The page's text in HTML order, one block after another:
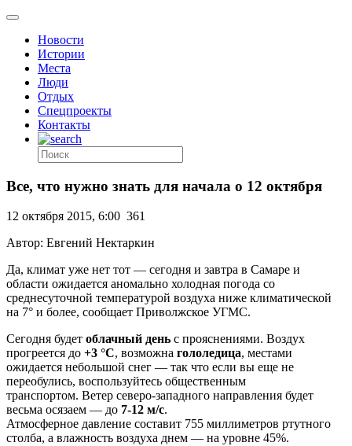
Новости
Истории
Места
Люди
Отдых
Спецпроекты
Контакты
Все, что нужно знать для начала о 12 октября
12 октября 2015, 6:00 361
Автор: Евгений Нектаркин
Да, климат уже нет тот — сегодня и завтра в Самаре и
области ожидается аномально холодная погода со
среднесуточной температурой воздуха ниже климатической
на 7° и более, сообщает Приволжское УГМС.
Сегодня будет облачный день с прояснениями. Воздух
прогреется до +3 °C, возможна гололедица, местами
ожидается небольшой снег — так что если вы еще не
переобулись, воспользуйтесь общественным
транспортом. Ветер северо-западного направления будет
весьма осязаем — до 7-12 м/с.
Атмосферное давление составит 755 миллиметров ртутного
столба, а влажность воздуха днем — на уровне 45%.